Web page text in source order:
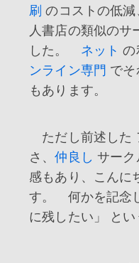
刷 のコストの低
人書店の類似のサ
した。 ネット の
ンライン専門 で
もあります。
ただし前述した
さ、仲良し サーク
感もあり、こんに
す。 何かを記念
に残したい」 とい